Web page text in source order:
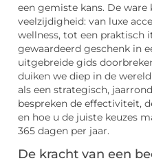
een gemiste kans. De
veelzijdigheid: van luxe
wellness, tot een praktisch
gewaardeerd geschenk in
uitgebreide gids
duiken we diep in de
als een strategisch,
bespreken de effectiviteit,
en hoe u de juiste keuzes
365 dagen per jaar.
De kracht van een